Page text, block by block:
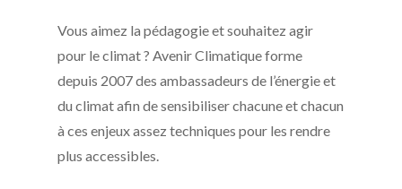
Vous aimez la pédagogie et souhaitez agir
pour le climat ? Avenir Climatique forme
depuis 2007 des ambassadeurs de l’énergie et
du climat afin de sensibiliser chacune et chacun
à ces enjeux assez techniques pour les rendre
plus accessibles.